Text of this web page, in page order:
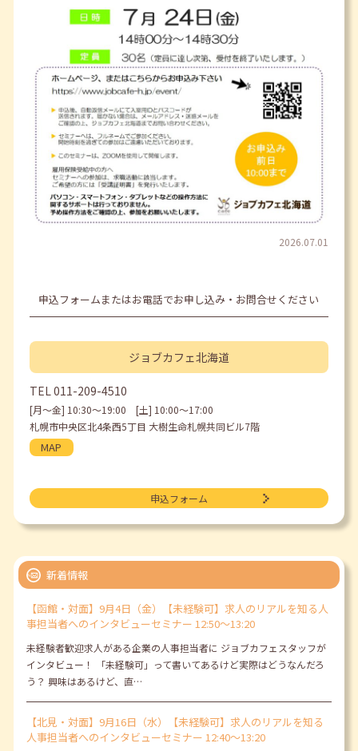
2026.07.01
申込フォームまたはお電話でお申し込み・お問合せください
ジョブカフェ北海道
TEL011-209-4510
[月〜金] 10:30〜19:00 [土] 10:00〜17:00
札幌市中央区北4条西5丁目 大樹生命札幌共同ビル7階
MAP
申込フォーム
新着情報
【函館・対面】9月4日（金）【未経験可】求人のリアルを知る人
事担当者へのインタビューセミナー 12:50～13:20
未経験者歓迎求人がある企業の人事担当者に ジョブカフェスタッフが
インタビュー！ 「未経験可」って書いてあるけど実際はどうなんだろ
う？ 興味はあるけど、直…
【北見・対面】9月16日（水）【未経験可】求人のリアルを知る
人事担当者へのインタビューセミナー 12:40～13:20